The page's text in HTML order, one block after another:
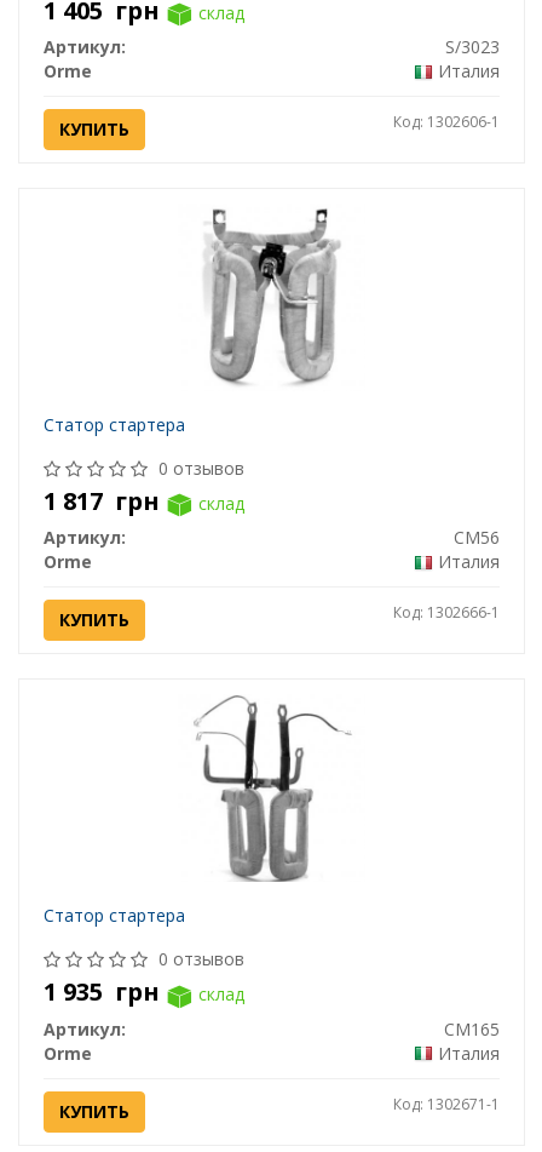
1 405 грн
склад
Артикул:
S/3023
Orme
Италия
КУПИТЬ Код: 1302606-1
Статор стартера
0 отзывов
1 817 грн
склад
Артикул:
CM56
Orme
Италия
КУПИТЬ Код: 1302666-1
Статор стартера
0 отзывов
1 935 грн
склад
Артикул:
CM165
Orme
Италия
КУПИТЬ Код: 1302671-1